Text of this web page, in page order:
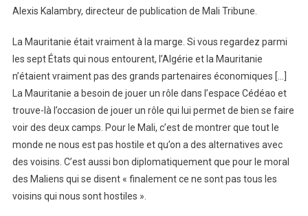
Alexis Kalambry, directeur de publication de Mali Tribune.
La Mauritanie était vraiment à la marge. Si vous regardez parmi
les sept États qui nous entourent, l’Algérie et la Mauritanie
n’étaient vraiment pas des grands partenaires économiques […]
La Mauritanie a besoin de jouer un rôle dans l’espace Cédéao et
trouve-là l’occasion de jouer un rôle qui lui permet de bien se faire
voir des deux camps. Pour le Mali, c’est de montrer que tout le
monde ne nous est pas hostile et qu’on a des alternatives avec
des voisins. C’est aussi bon diplomatiquement que pour le moral
des Maliens qui se disent « finalement ce ne sont pas tous les
voisins qui nous sont hostiles ».